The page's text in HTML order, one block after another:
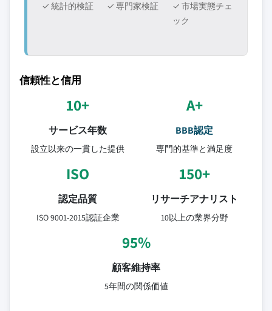
✓ 統計的検証
✓ 専門家検証
✓ 市場実態チェ
ック
信頼性と信用
10+
サービス年数
設立以来の一貫した提供
A+
BBB認定
専門的基準と満足度
ISO
認定品質
ISO 9001-2015認証企業
150+
リサーチアナリスト
10以上の業界分野
95%
顧客維持率
5年間の関係価値